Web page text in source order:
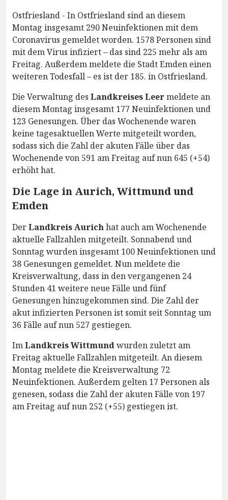
Ostfriesland - In Ostfriesland sind an diesem
Montag insgesamt 290 Neuinfektionen mit dem
Coronavirus gemeldet worden. 1578 Personen sind
mit dem Virus infiziert – das sind 225 mehr als am
Freitag. Außerdem meldete die Stadt Emden einen
weiteren Todesfall – es ist der 185. in Ostfriesland.
Die Verwaltung des Landkreises Leermeldete an
diesem Montag insgesamt 177 Neuinfektionen und
123 Genesungen. Über das Wochenende waren
keine tagesaktuellen Werte mitgeteilt worden,
sodass sich die Zahl der akuten Fälle über das
Wochenende von 591 am Freitag auf nun 645 (+54)
erhöht hat.
Die Lage in Aurich, Wittmund und
Emden
DerLandkreis Aurichhat auch am Wochenende
aktuelle Fallzahlen mitgeteilt. Sonnabend und
Sonntag wurden insgesamt 100 Neuinfektionen und
38 Genesungen gemeldet. Nun meldete die
Kreisverwaltung, dass in den vergangenen 24
Stunden 41 weitere neue Fälle und fünf
Genesungen hinzugekommen sind. Die Zahl der
akut infizierten Personen ist somit seit Sonntag um
36 Fälle auf nun 527 gestiegen.
ImLandkreis Wittmundwurden zuletzt am
Freitag aktuelle Fallzahlen mitgeteilt. An diesem
Montag meldete die Kreisverwaltung 72
Neuinfektionen. Außerdem gelten 17 Personen als
genesen, sodass die Zahl der akuten Fälle von 197
am Freitag auf nun 252 (+55) gestiegen ist.